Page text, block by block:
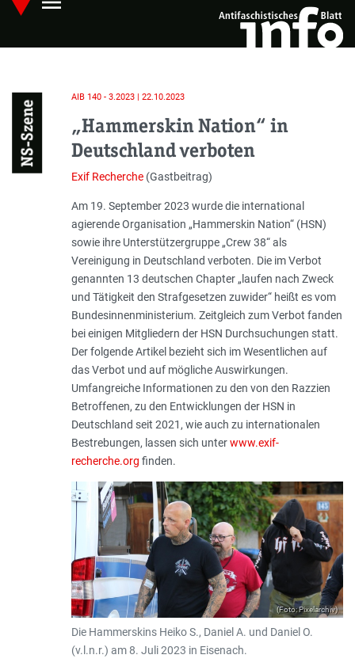
Skip
main
Hauptmenü öffnen
NS-Szene
AIB 140 - 3.2023 | 22.10.2023
„Hammerskin Nation“ in
Deutschland verboten
Exif Recherche(Gastbeitrag)
Einleitung
Am 19. September 2023 wurde die international
agierende Organisation „Hammerskin Nation“ (HSN)
sowie ihre Unterstützergruppe „Crew 38“ als
Vereinigung in Deutschland verboten. Die im Verbot
genannten 13 deutschen Chapter „laufen nach Zweck
und Tätigkeit den Strafgesetzen zuwider“ heißt es vom
Bundesinnenministerium. Zeitgleich zum Verbot fanden
bei einigen Mitgliedern der HSN Durchsuchungen statt.
Der folgende Artikel bezieht sich im Wesentlichen auf
das Verbot und auf mögliche Auswirkungen.
Umfangreiche Informationen zu den von den Razzien
Betroffenen, zu den Entwicklungen der HSN in
Deutschland seit 2021, wie auch zu internationalen
Bestrebungen, lassen sich unterwww.exif-
recherche.org finden.
(Foto: Pixelarchiv)
Die Hammerskins Heiko S., Daniel A. und Daniel O.
(v.l.n.r.) am 8. Juli 2023 in Eisenach.